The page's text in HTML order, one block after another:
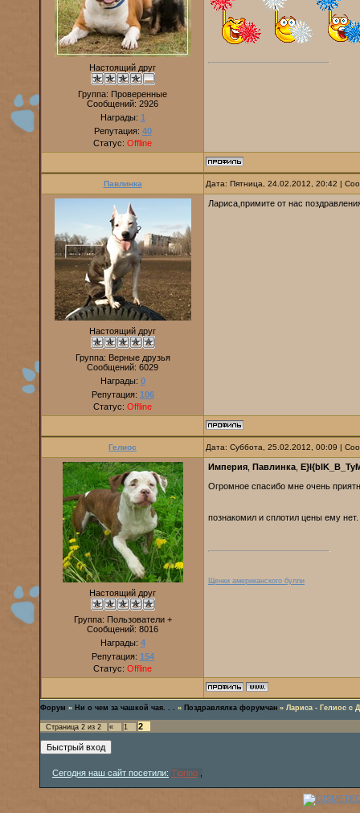
Настоящий друг
Группа: Проверенные
Сообщений: 2926
Награды: 1
Репутация: 40
Статус: Offline
Павлинка Дата: Пятница, 24.02.2012, 20:42 |
Настоящий друг
Группа: Верные друзья
Сообщений: 6029
Награды: 0
Репутация: 106
Статус: Offline
Лариса,примите от нас
Гелиос Дата: Суббота, 25.02.2012, 00:09 |
Настоящий друг
Группа: Пользователи +
Сообщений: 8016
Награды: 4
Репутация: 154
Статус: Offline
Империя Павлинка
Огромное спасибо мне очень
познакомил и сплотил цены ему нет.
Щенки американского булли
Форум » Ни о чем за чашкой чая. . . » Поздравлялка форумчан » Лариса - Гелиос с
Страница 2 из 2 « 1 2
Сегодня наш сайт посетили: Tigrino